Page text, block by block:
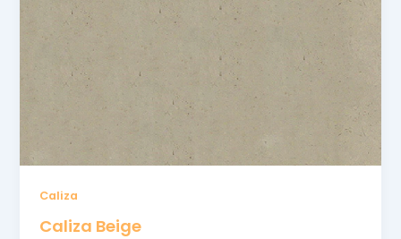
Caliza
Caliza Beige